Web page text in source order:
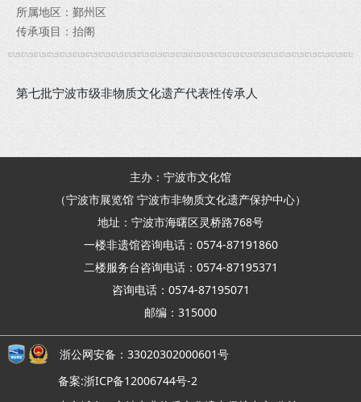
所属地区：鄞州区
传承项目：抬阁
第七批宁波市级非物质文化遗产代表性传承人
主办：宁波市文化馆
（宁波市展览馆 宁波市非物质文化遗产保护中心）
地址：宁波市海曙区灵桥路768号
一楼非遗馆咨询电话：0574-87191860
二楼服务台咨询电话：0574-87195371
咨询电话：0574-87195071
邮编：315000
浙公网安备：33020302000601号
备案:浙ICP备12006744号-2